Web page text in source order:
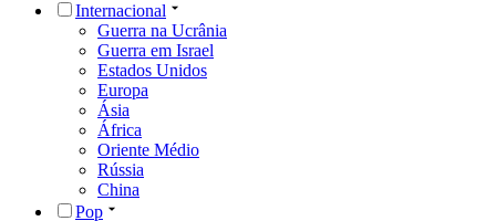
Internacional
Guerra na Ucrânia
Guerra em Israel
Estados Unidos
Europa
Ásia
África
Oriente Médio
Rússia
China
Pop